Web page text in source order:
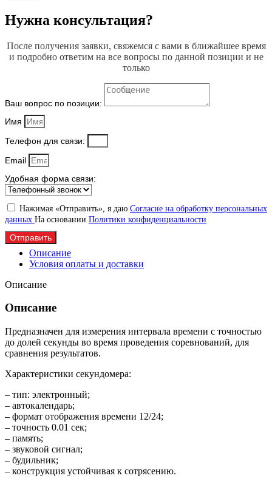
Нужна консультация?
После получения заявки, свяжемся с вами в ближайшее время
и подробно ответим на все вопросы по данной позиции и не
только
Ваш вопрос по позиции:
Имя
Телефон для связи:
Email
Удобная форма связи:
Нажимая «Отправить», я даю Согласие на обработку персональных
данных На основании Политики конфиденциальности
Отправить
Описание
Условия оплаты и доставки
Описание
Описание
Предназначен для измерения интервала времени с точностью
до долей секунды во время проведения соревнований, для
сравнения результатов.
Характеристики секундомера:
– тип: электронный;
– автокалендарь;
– формат отображения времени 12/24;
– точность 0.01 сек;
– память;
– звуковой сигнал;
– будильник;
– конструкция устойчивая к сотрясению.